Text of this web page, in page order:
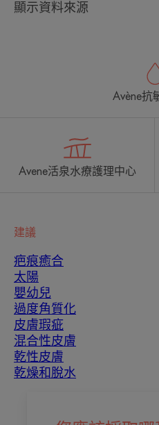
顯示資料來源
Avène抗
Avene活泉水療護理中心
建議
疤痕癒合
太陽
嬰幼兒
過度角質化
皮膚瑕疵
混合性皮膚
乾性皮膚
乾燥和脫水